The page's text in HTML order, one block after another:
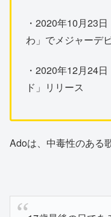
・2020年10月23
わ」でメジャーデ
・2020年12月24
ド」リリース
Adoは、中毒性のある